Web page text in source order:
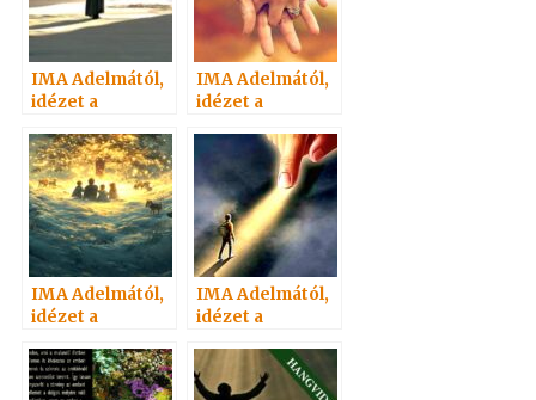
IMA Adelmától,
idézet a
Szellemtől 72.
IMA Adelmától,
idézet a
Szellemtől 69.
IMA Adelmától,
idézet a
Szellemtől 70.
IMA Adelmától,
idézet a
Szellemtől 72/1.